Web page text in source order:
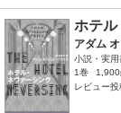
ホテル
アダム
小説・実用
1巻
レビュー